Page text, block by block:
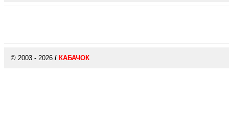
© 2003 - 2026 / КАБАЧОК